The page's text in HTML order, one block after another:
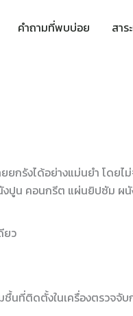
คำถามที่พบบ่อย สาร
รังได้อย่างแม่นยำ โดยไ
น คอนกรีต แผ่นยิปซัม ผนั
ยว
ชื้นที่ติดตั้งในเครื่องตรวจจั